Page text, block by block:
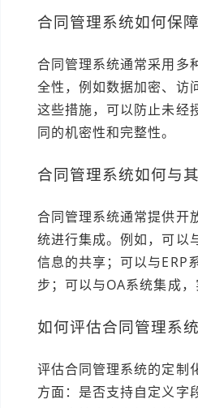
合同管理系统如何保
合同管理系统通常采用多
全性，例如数据加密、访
这些措施，可以防止未经
同的机密性和完整性。
合同管理系统如何与
合同管理系统通常提供开
统进行集成。例如，可以
信息的共享；可以与ERP
步；可以与OA系统集成，
如何评估合同管理系
评估合同管理系统的定制
方面：是否支持自定义字